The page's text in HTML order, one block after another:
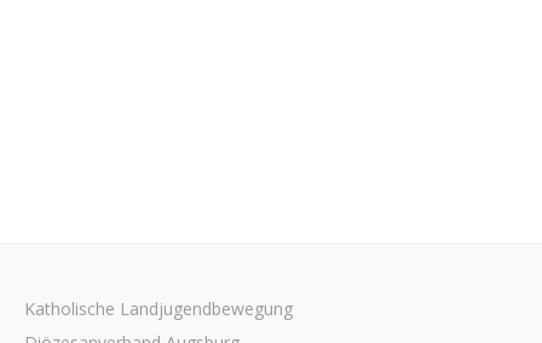
Katholische Landjugendbewegung